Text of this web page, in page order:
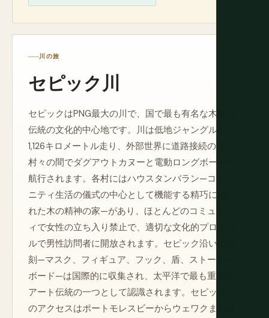
川の旅
セピック川
セピックはPNG最大の川で、国で最も有名な木彫り
伝統の文化的中心地です。川は低地ジャングルを
1,126キロメートル走り、外部世界に道路接続のない
村々の間でダグアウトカヌーと電動ロングボートで
航行されます。各村にはハウスタンバラン—コミュ
ニティ生活の儀式の中心として機能する精巧に彫ら
れた木の精神の家—があり、ほとんどのコミュニテ
ィで女性の立ち入り禁止で、適切な文化的プロトコ
ルで男性訪問者に開放されます。セピック沿いの彫
刻—マスク、フィギュア、フック、盾、ストーリー
ボード—は国際的に収集され、太平洋で最も重要な
アート伝統の一つとして認識されます。セピックへ
のアクセスはポートモレスビーからウェワクまたは